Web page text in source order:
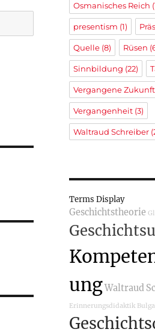
Osmanisches Reich
presentism (1)
Quelle(8) Rüsen
Sinnbildung (22)
Vergangene Zukunft
Vergangenheit(3)
Waltraud Schreiber
Terms Display
Geschichtstheorie
ungWaltraud
Erinnerungsdidaktik